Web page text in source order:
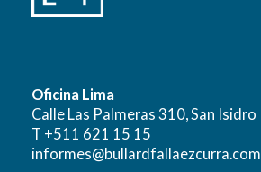
Oficina Lima
Calle Las Palmeras 310, San Isidro
T +511 621 15 15
informes@bullardfallaezcurra.com